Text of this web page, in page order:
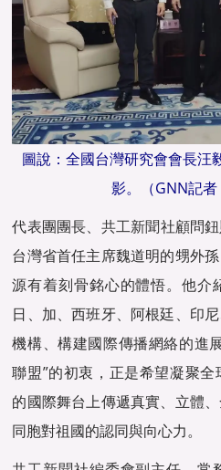
圖說：全國台灣研究會會長汪
影。（GNN記者
代表團團長、 共工新聞社顧問
台灣省首任主席魏道明的甥外
源有着刻骨銘心的體悟。他介
日、加、西班牙、阿根廷、印
機構、構建國際傳播網絡的進
聯盟”的初衷，正是希望凝聚全
的國際舞台上傳遞真實、立體
同胞對祖國的認同與向心力。